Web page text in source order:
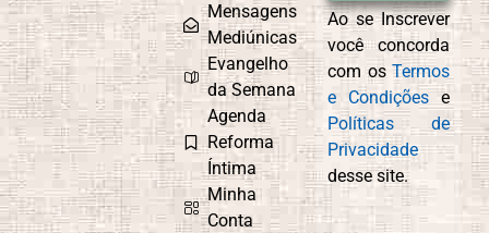
Compaixão
Conexão com
Deus
Controle
Emocional
Cordel
Espírita
Mensagens
Mediúnicas
Evangelho
da Semana
Agenda
Reforma
Íntima
Minha
Conta
Ao se Inscrever
você concorda
com osTermos
e Condições e
Políticas de
Privacidade
desse site.